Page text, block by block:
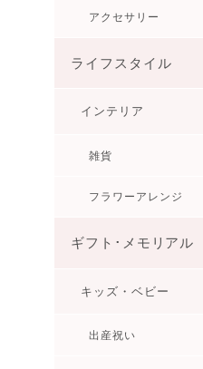
アクセサリー
ライフスタイル
インテリア
雑貨
フラワーアレンジ
ギフト･メモリアル
キッズ・ベビー
出産祝い